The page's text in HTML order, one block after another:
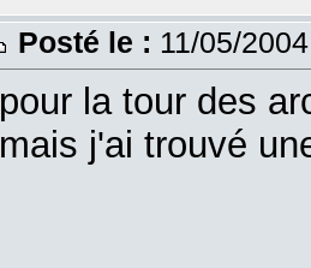
Posté le : 11/05/
pour la tour des
mais j'ai trouvé